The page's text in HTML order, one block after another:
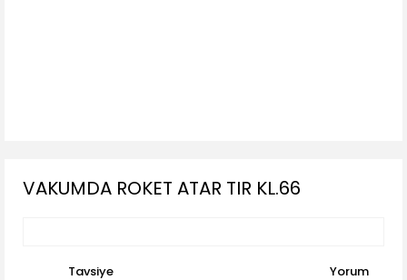
VAKUMDA ROKET ATAR TIR KL.66
Tavsiye Yorum